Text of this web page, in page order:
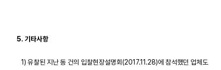
5. 기타사항
1) 유찰된 지난 동 건의 입찰현장설명회(2017.11.28)에 참석했던 업체도